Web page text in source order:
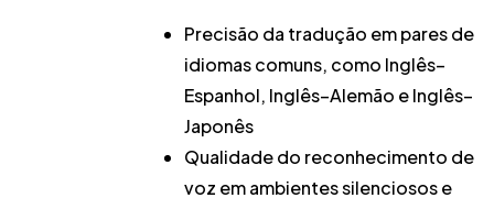
Precisão da tradução em pares de
idiomas comuns, como Inglês–
Espanhol, Inglês–Alemão e Inglês–
Japonês
Qualidade do reconhecimento de
voz em ambientes silenciosos e